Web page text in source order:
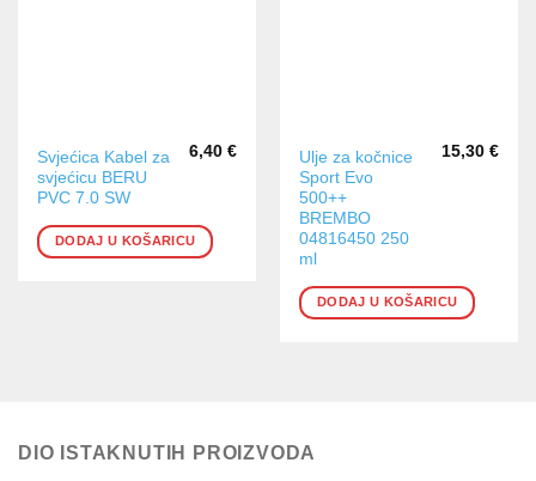
Svjećica Kabel za
svjećicu BERU
PVC 7.0 SW
6,40 €
DODAJ U KOŠARICU
Ulje za kočnice
Sport Evo
500++
BREMBO
04816450 250
ml
15,30 €
DODAJ U KOŠARICU
DIO ISTAKNUTIH PROIZVODA